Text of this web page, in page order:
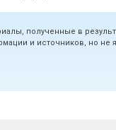
полученные в
и источников, но не